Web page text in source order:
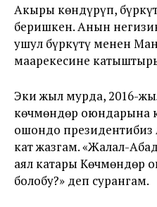
Акыры көндүрүп,
беришкен. Анын
ушул бүркүтү менен
маарекесине
Эки жыл мурда, 2016-
көчмөндөр оюндарына
ошондо президентибиз
кат жазгам. «Жалал-
аял катары Көчмөндөр
болобу?» деп сурангам.